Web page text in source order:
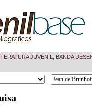
JUVENIL, BANDA